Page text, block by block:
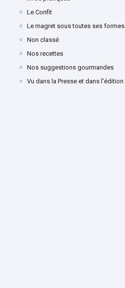
Le Confit
Le magret sous toutes ses formes
Non classé
Nos recettes
Nos suggestions gourmandes
Vu dans la Presse et dans l'édition